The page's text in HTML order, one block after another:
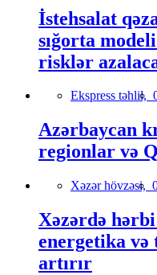
İstehsalat
sığorta
risklər
Ekspress təhlil,
Azərbaycan
regionlar və
Xəzər hövzəsi,
Xəzərdə
energetika
artırır